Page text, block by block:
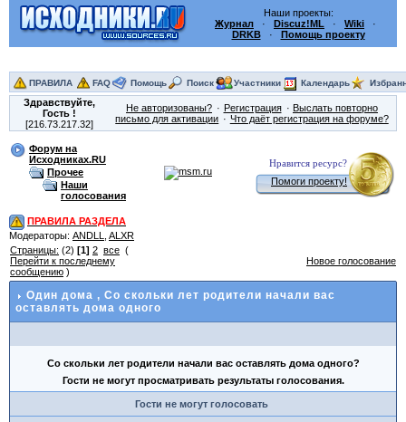
Наши проекты:
Журнал · Discuz!ML · Wiki ·
DRKB· Помощь проекту
ПРАВИЛА FAQ Помощь Поиск Участники Календарь
Здравствуйте,
Гость!
[216.73.217.32]
Не авторизованы? Регистрация
Выслать повторно
письмо для активации
Что даёт регистрация на форуме?
Форум на
Исходниках.RU
Прочее
Наши
голосования
Нравится ресурс?
Помоги проекту!
ПРАВИЛА РАЗДЕЛА
Модераторы: ANDLL
ALXR
Страницы: (2) [1] 2 все (
Перейти к последнему
сообщению )
Новое голосование
Один дома , Со скольки лет родители начали вас
оставлять дома одного
Со скольки лет родители начали вас оставлять дома одного?
Гости не могут просматривать результаты голосования.
Гости не могут голосовать